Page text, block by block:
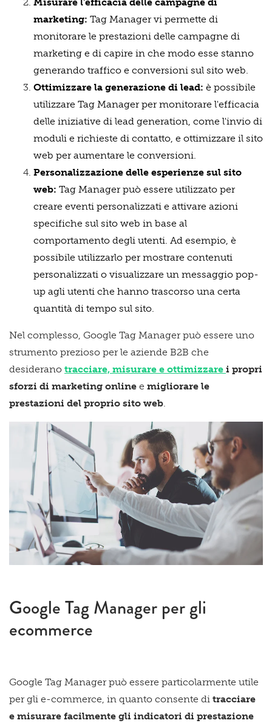
marketing: Tag Manager vi permette di
monitorare le prestazioni delle campagne di
marketing e di capire in che modo esse stanno
generando traffico e conversioni sul sito web.
Ottimizzare la generazione di lead: è possibile
utilizzare Tag Manager per monitorare l'efficacia
delle iniziative di lead generation, come l'invio di
moduli e richieste di contatto, e ottimizzare il sito
web per aumentare le conversioni.
Personalizzazione delle esperienze sul sito
web: Tag Manager può essere utilizzato per
creare eventi personalizzati e attivare azioni
specifiche sul sito web in base al
comportamento degli utenti. Ad esempio, è
possibile utilizzarlo per mostrare contenuti
personalizzati o visualizzare un messaggio pop-
up agli utenti che hanno trascorso una certa
quantità di tempo sul sito.
Nel complesso, Google Tag Manager può essere uno
strumento prezioso per le aziende B2B che
desiderano tracciare, misurare e ottimizzare i propri
sforzi di marketing online e migliorare le
prestazioni del proprio sito web
Google Tag Manager per gli
ecommerce
Google Tag Manager può essere particolarmente utile
per gli e-commerce, in quanto consente di tracciare
e misurare facilmente gli indicatori di prestazione